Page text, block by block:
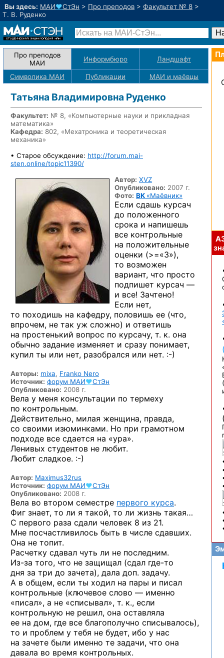
Вы здесь: МАИ♥СтЭн > Про преподов > Факультет № 8 >
Т. В. Руденко
Про преподов
МАИ
Информбюро Ландшафт
Символика МАИ Публикации МАИ и маёвцы
Татьяна Владимировна Руденко
Факультет: № 8, «Компьютерные науки и прикладная
математика»
Кафедра: 802, «Мехатроника и теоретическая
механика»
• Старое обсуждение: http://forum.mai-
sten.online/topic11390/
Автор: XVZ
Опубликовано: 2007 г.
Фото: ВК «Маёвник»
Если сдашь курсач
до положенного
срока и напишешь
все контрольные
на положительные
оценки (>=«3»),
то возможен
вариант, что просто
подпишет курсач —
и все! Зачтено!
Если нет,
то походишь на кафедру, половишь ее (что,
впрочем, не так уж сложно) и ответишь
на простенький вопрос по курсачу, т. к. она
обычно задание изменяет и сразу понимает,
купил ты или нет, разобрался или нет. :-)
Авторы: mixa, Franko Nero
Источник: форум МАИ♥СтЭн
Опубликовано: 2008 г.
Вела у меня консультации по термеху
по контрольным.
Действительно, милая женщина, правда,
со своими изюминками. Но при грамотном
подходе все сдается на «ура».
Ленивых студентов не любит.
Любит сладкое. :-)
Автор: Maximus32rus
Источник: форум МАИ♥СтЭн
Опубликовано: 2008 г.
Вела во втором семестре первого курса.
Фиг знает, то ли я такой, то ли жизнь такая…
С первого раза сдали человек 8 из 21.
Мне посчастливилось быть в числе сдавших.
Она не топит.
Расчетку сдавал чуть ли не последним.
Из-за того, что не защищал (сдал где-то
дня за три до зачета), дала доп. задачу.
А в общем, если ты ходил на пары и писал
контрольные (ключевое слово — именно
«писал», а не «списывал», т. к., если
контрольную не решил, она оставляла
ее на дом, где все благополучно списывалось),
то и проблем у тебя не будет, ибо у нас
на зачете были именно те задачи, что она
давала во время контрольных.
(